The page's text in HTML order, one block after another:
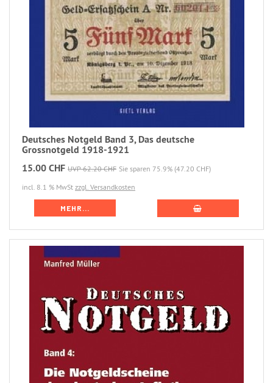
Deutsches Notgeld Band 3, Das deutsche
Grossnotgeld 1918-1921
15.00 CHF UVP 62.20 CHF Sie sparen 75.9% (47.20 CHF)
incl. 8.1 % MwSt zzgl. Versandkosten
MEHR...